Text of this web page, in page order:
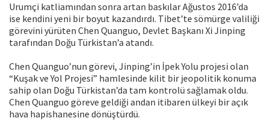
Urumçi katliamından sonra artan baskılar Ağustos 2016’da
ise kendini yeni bir boyut kazandırdı. Tibet’te sömürge valiliği
görevini yürüten Chen Quanguo, Devlet Başkanı Xi Jinping
tarafından Doğu Türkistan’a atandı.
Chen Quanguo’nun görevi, Jinping’in İpek Yolu projesi olan
“Kuşak ve Yol Projesi” hamlesinde kilit bir jeopolitik konuma
sahip olan Doğu Türkistan’da tam kontrolü sağlamak oldu.
Chen Quanguo göreve geldiği andan itibaren ülkeyi bir açık
hava hapishanesine dönüştürdü.